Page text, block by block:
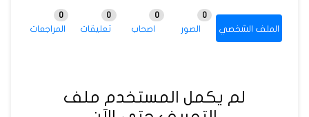
الملف الشخصي الصور
0
اصحاب
0
تعليقات
0
المراجعات
0
لم يكمل المستخدم ملف